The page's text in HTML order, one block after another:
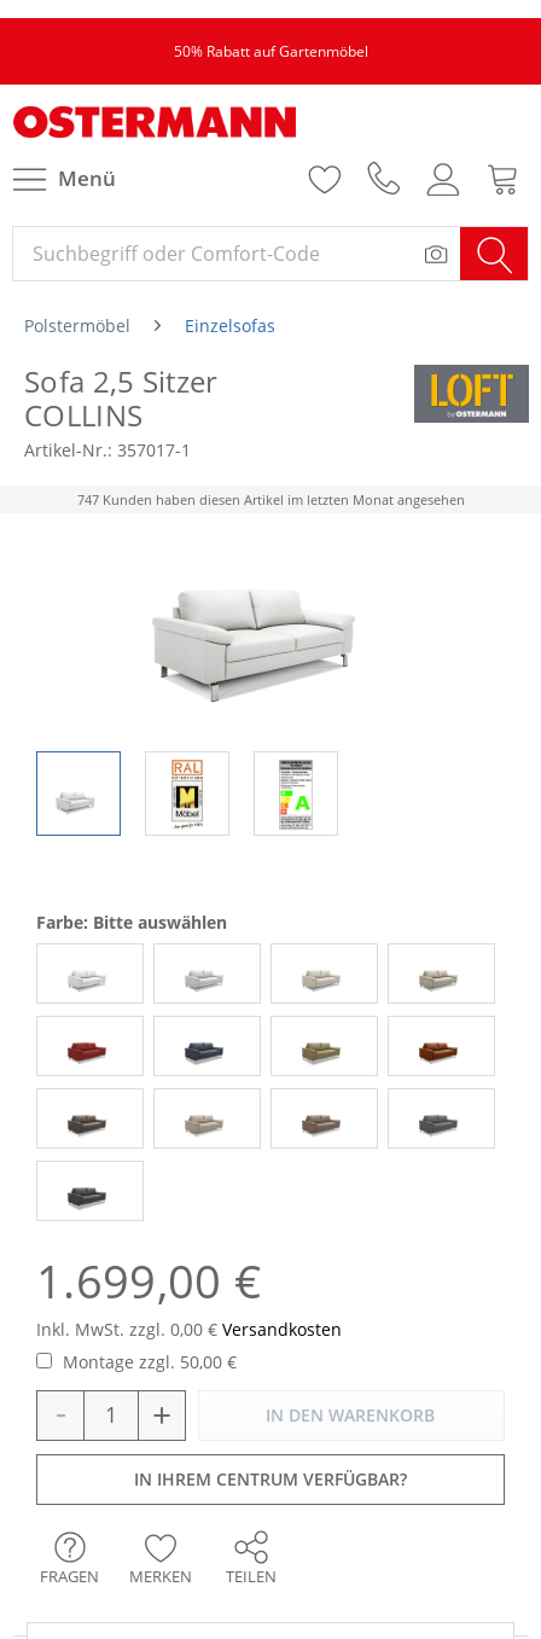
50% Rabatt auf Gartenmöbel
Menü
Polstermöbel Einzelsofas
Sofa 2,5 Sitzer
COLLINS
Artikel-Nr.: 357017-1
747 Kunden haben diesen Artikel im letzten Monat angesehen
1.699,00 €
Inkl. MwSt. zzgl. 0,00 € Versandkosten
Montage zzgl. 50,00 €
Farbe: Bitte auswählen
- + IN DEN WARENKORB
IN IHREM CENTRUM VERFÜGBAR?
FRAGEN MERKEN TEILEN